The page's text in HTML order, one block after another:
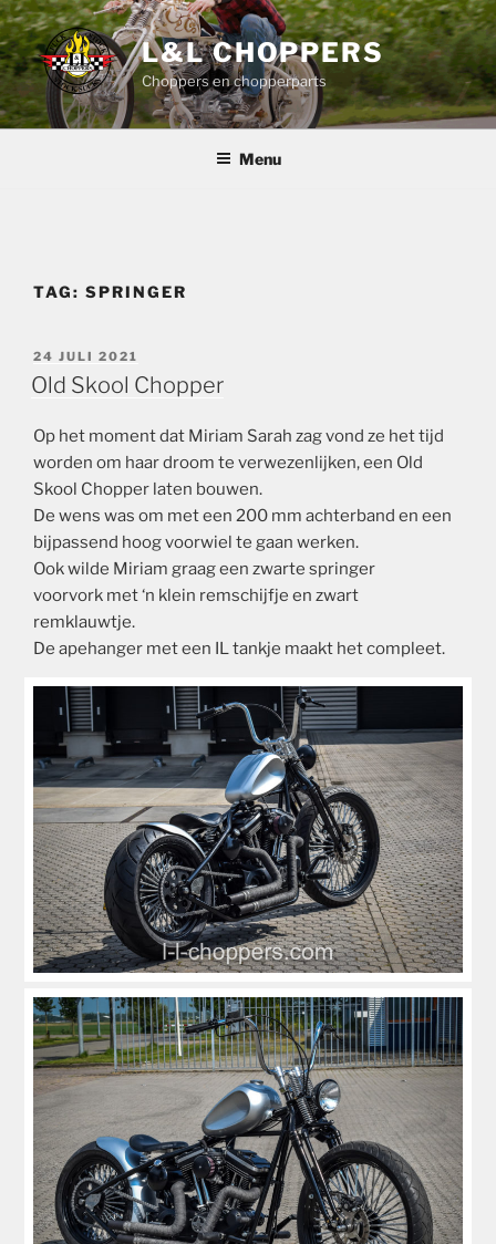
Ga
naar
de
inhoud
L&L CHOPPERS
Choppers en chopperparts
Menu
TAG: SPRINGER
GEPLAATST
OP
24 JULI 2021
Old Skool Chopper
Op het moment dat Miriam Sarah zag vond ze het tijd
worden om haar droom te verwezenlijken, een Old
Skool Chopper laten bouwen.
De wens was om met een 200 mm achterband en een
bijpassend hoog voorwiel te gaan werken.
Ook wilde Miriam graag een zwarte springer
voorvork met ‘n klein remschijfje en zwart
remklauwtje.
De apehanger met een IL tankje maakt het compleet.